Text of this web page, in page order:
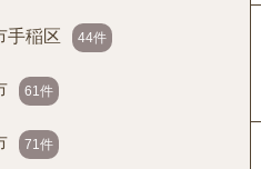
手稲区 44件
61件
71件